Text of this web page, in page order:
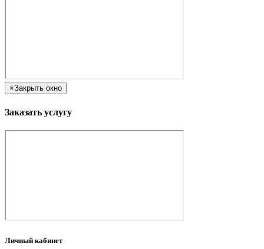
×Закрыть окно
Заказать услугу
Личный кабинет